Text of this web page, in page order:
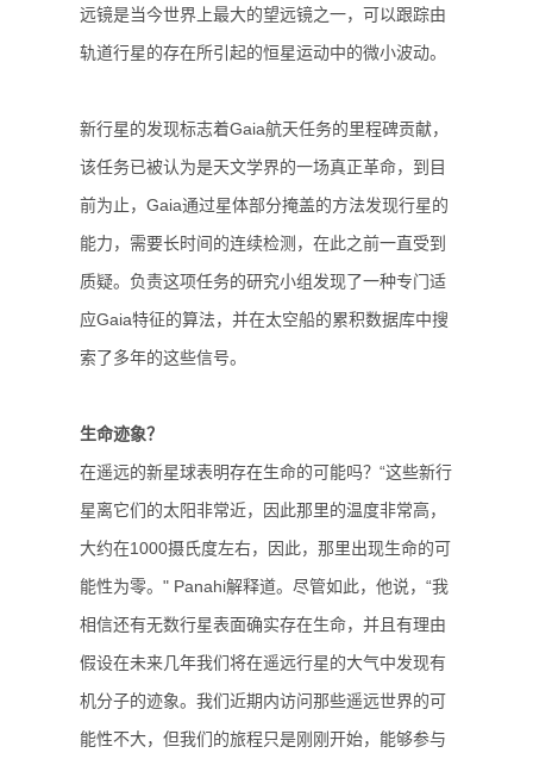
远镜是当今世界上最大的望远镜之一，可以跟踪由
轨道行星的存在所引起的恒星运动中的微小波动。
新行星的发现标志着Gaia航天任务的里程碑贡献，
该任务已被认为是天文学界的一场真正革命，到目
前为止，Gaia通过星体部分掩盖的方法发现行星的
能力，需要长时间的连续检测，在此之前一直受到
质疑。负责这项任务的研究小组发现了一种专门适
应Gaia特征的算法，并在太空船的累积数据库中搜
索了多年的这些信号。
生命迹象？
在遥远的新星球表明存在生命的可能吗？“这些新行
星离它们的太阳非常近，因此那里的温度非常高，
大约在1000摄氏度左右，因此，那里出现生命的可
能性为零。" Panahi解释道。尽管如此，他说，“我
相信还有无数行星表面确实存在生命，并且有理由
假设在未来几年我们将在遥远行星的大气中发现有
机分子的迹象。我们近期内访问那些遥远世界的可
能性不大，但我们的旅程只是刚刚开始，能够参与